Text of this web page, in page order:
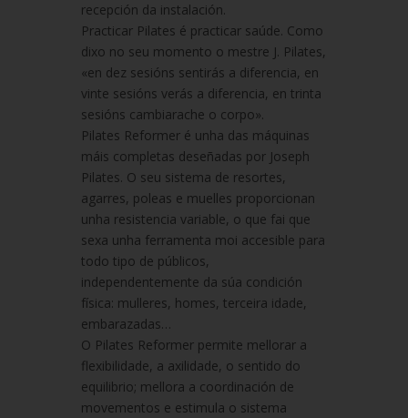
recepción da instalación.
Practicar Pilates é practicar saúde. Como
dixo no seu momento o mestre J. Pilates,
«en dez sesións sentirás a diferencia, en
vinte sesións verás a diferencia, en trinta
sesións cambiarache o corpo».
Pilates Reformer é unha das máquinas
máis completas deseñadas por Joseph
Pilates. O seu sistema de resortes,
agarres, poleas e muelles proporcionan
unha resistencia variable, o que fai que
sexa unha ferramenta moi accesible para
todo tipo de públicos,
independentemente da súa condición
física: mulleres, homes, terceira idade,
embarazadas…
O Pilates Reformer permite mellorar a
flexibilidade, a axilidade, o sentido do
equilibrio; mellora a coordinación de
movementos e estimula o sistema